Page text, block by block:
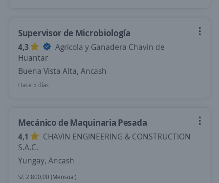
Supervisor de Microbiología
4,3
Agricola y Ganadera Chavin de
Huantar
Buena Vista Alta, Ancash
Hace 5 días
Mecánico de Maquinaria Pesada
4,1
CHAVIN ENGINEERING & CONSTRUCTION
S.A.C.
Yungay, Ancash
S/. 2.800,00 (Mensual)